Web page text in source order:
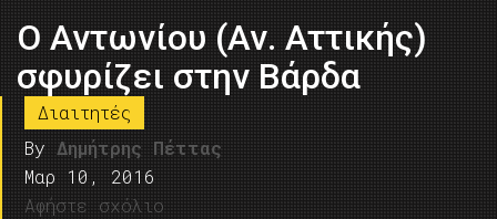
O Αντωνίου (Αν. Αττικής)
σφυρίζει στην Βάρδα
Διαιτητές
By Δημήτρης Πέττας
Μαρ 10, 2016
Αφήστε σχόλιο